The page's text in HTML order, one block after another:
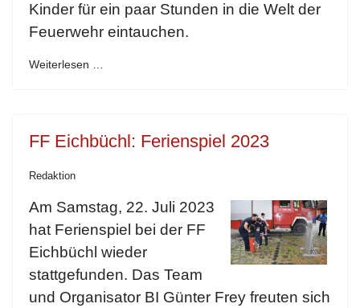
Kinder für ein paar Stunden in die Welt der
Feuerwehr eintauchen.
Weiterlesen …
FF Eichbüchl: Ferienspiel 2023
Redaktion
Am Samstag, 22. Juli 2023
hat Ferienspiel bei der FF
Eichbüchl wieder
stattgefunden. Das Team
und Organisator BI Günter Frey freuten sich